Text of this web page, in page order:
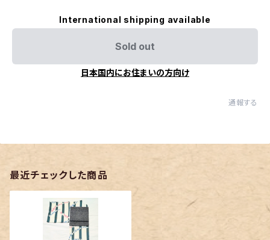
International shipping available
Sold out
日本国内にお住まいの方向け
通報する
最近チェックした商品